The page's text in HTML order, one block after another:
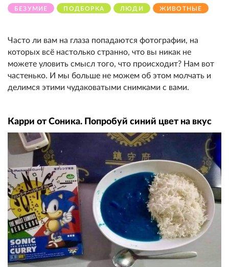
БЕЗУМИЕ ПОДБОРКА ЛЮДИ ЖИВОТНЫЕ
Часто ли вам на глаза попадаются фотографии, на
которых всё настолько странно, что вы никак не
можете уловить смысл того, что происходит? Нам вот
частенько. И мы больше не можем об этом молчать и
делимся этими чудаковатыми снимками с вами.
Карри от Соника. Попробуй синий цвет на вкус